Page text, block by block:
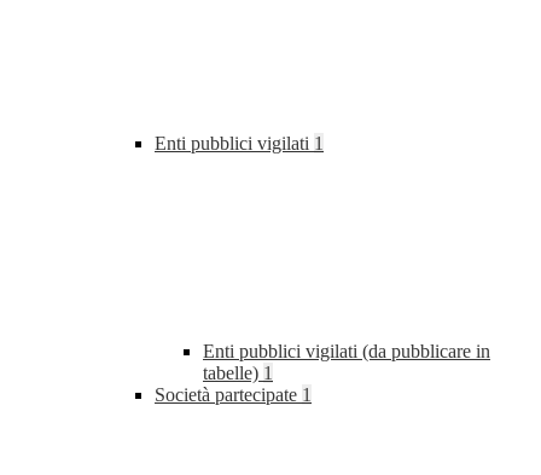
Enti pubblici vigilati 1
Enti pubblici vigilati (da pubblicare in
tabelle) 1
Società partecipate 1